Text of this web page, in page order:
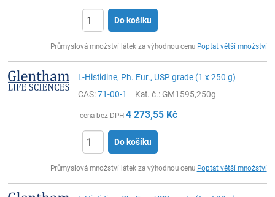
Do košíku
Průmyslová množství látek za výhodnou cenu Poptat větší množství
L-Histidine, Ph. Eur., USP grade (1 x 250 g)
CAS:71-00-1 Kat. č.: GM1595,250g
cena bez DPH 4 273,55 Kč
Do košíku
Průmyslová množství látek za výhodnou cenu Poptat větší množství